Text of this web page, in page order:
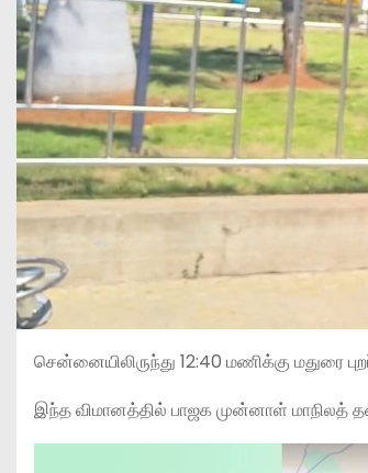
சென்னையிலிருந்து 12:40 மணிக்கு மதுரை
இந்த விமானத்தில் பாஜக முன்னாள்